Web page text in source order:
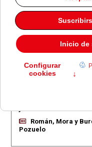
EN PORTADA
Pozuelo aprueba
Consolación
Román, Mora y
Pozuelo